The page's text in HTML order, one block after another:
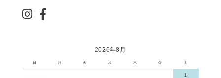
2026年8月
日 月 火 水 木 金 土
1